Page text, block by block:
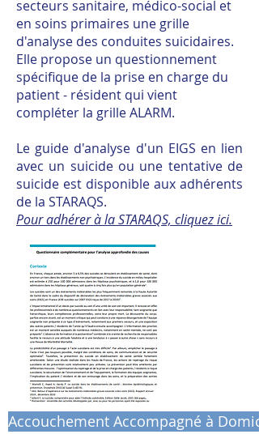
secteurs sanitaire, médico-social et
en soins primaires une grille
d'analyse des conduites suicidaires.
Elle propose un questionnement
spécifique de la prise en charge du
patient - résident qui vient
compléter la grille ALARM.
Le guide d'analyse d'un EIGS en lien
avec un suicide ou une tentative de
suicide est disponible aux adhérents
de la STARAQS.
Pour adhérer à la STARAQS, cliquez ici.
Accouchement Accompagné à